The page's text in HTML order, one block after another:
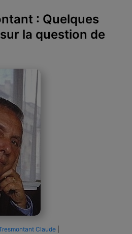
: Quelques
la question de
Claude